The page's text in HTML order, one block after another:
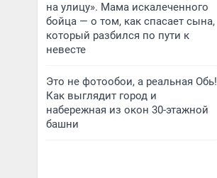
на улицу». Мама искалеченного
бойца — о том, как спасает сына,
который разбился по пути к
невесте
Это не фотообои, а реальная Обь!
Как выглядит город и
набережная из окон 30-этажной
башни